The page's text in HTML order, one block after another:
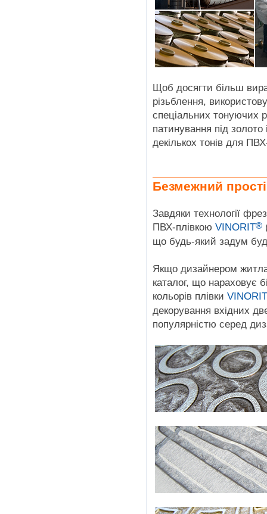
Щоб досягти більш
різьблення,
спеціальних тонуючих
патинування під золото
декількох тонів для
Безмежний
Завдяки технології
ПВХ-плівкою VINORIT®
що будь-який задум
Якщо дизайнером
каталог, що нараховує
кольорів плівки VINORIT
декорування вхідних
популярністю серед